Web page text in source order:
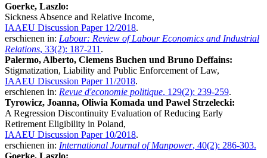
Goerke, Laszlo:
Sickness Absence and Relative Income,
IAAEU Discussion Paper 12/2018.
erschienen in: Labour: Review of Labour Economics and Industrial
Relations, 33(2): 187-211 .
Palermo, Alberto, Clemens Buchen und Bruno Deffains:
Stigmatization, Liability and Public Enforcement of Law,
IAAEU Discussion Paper 11/2018.
erschienen in: Revue d'economie politique, 129(2): 239-259.
Tyrowicz, Joanna, Oliwia Komada und Pawel Strzelecki:
A Regression Discontinuity Evaluation of Reducing Early
Retirement Eligibility in Poland,
IAAEU Discussion Paper 10/2018.
erschienen in: International Journal of Manpower, 40(2): 286-303.
Goerke, Laszlo: